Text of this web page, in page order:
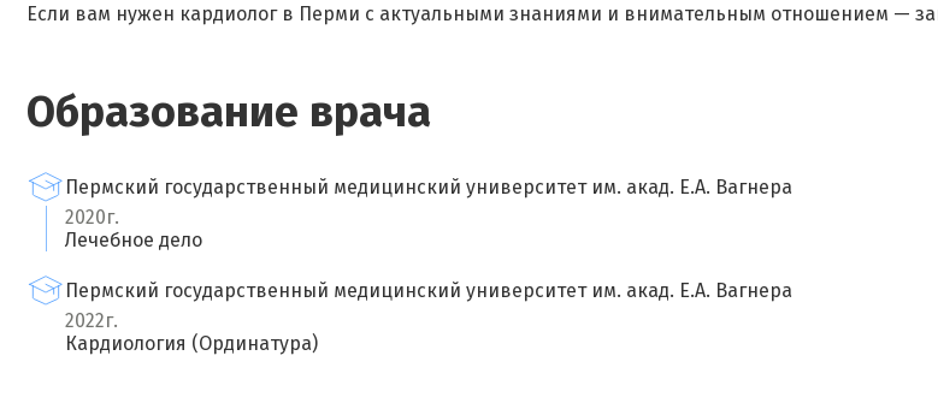
Если вам нужен кардиолог в Перми с актуальными знаниями и внимательным отношением —
Образование врача
Пермский государственный медицинский университет им. акад. Е.А. Вагнера
2020г.
Лечебное дело
Пермский государственный медицинский университет им. акад. Е.А. Вагнера
2022г.
Кардиология (Ординатура)
Ваш возраст
Ваша оценка врачу*